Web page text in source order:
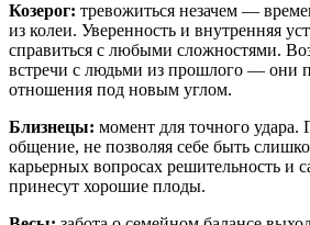
Козерог: тревожиться незачем —
из колеи. Уверенность и внутренняя
справиться с любыми сложностями.
встречи с людьми из прошлого — они
отношения под новым углом.
Близнецы: момент для точного удара.
общение, не позволяя себе быть
карьерных вопросах решительность и
принесут хорошие плоды.